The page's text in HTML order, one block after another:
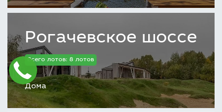
Рогачевское шоссе
Всего лотов: 8 лотов
Дома